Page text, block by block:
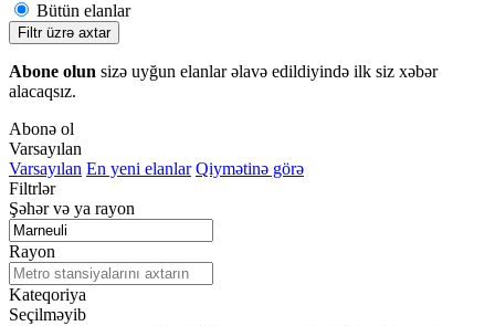
Bütün elanlar
Filtr üzrə axtar
Abone olun sizə uyğun elanlar əlavə edildiyində ilk siz xəbər
alacaqsız.
Abonə ol
Varsayılan
Varsayılan En yeni elanlar Qiymətinə görə
Filtrlər
Şəhər və ya rayon
Rayon
Kateqoriya
Seçilməyib